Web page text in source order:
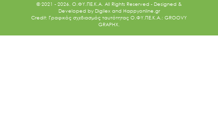
© 2021 - 2026. O.ΦΥ.ΠΕ.Κ.Α. All Rights Reserved - Designed &
Developed by Digilex and Happyonline.gr
Credit: Γραφικός σχεδιασμός ταυτότητας Ο.ΦΥ.ΠΕ.Κ.Α.: GROOVY
GRAPHX.